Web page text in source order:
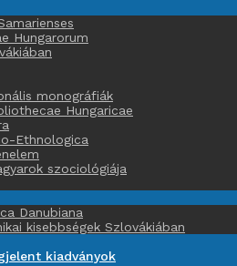
Hungarorum
monográfiák
Hungaricae
Ethnologica
szociológiája
Danubiana
kisebbségek Szlovákiában
kiadványok